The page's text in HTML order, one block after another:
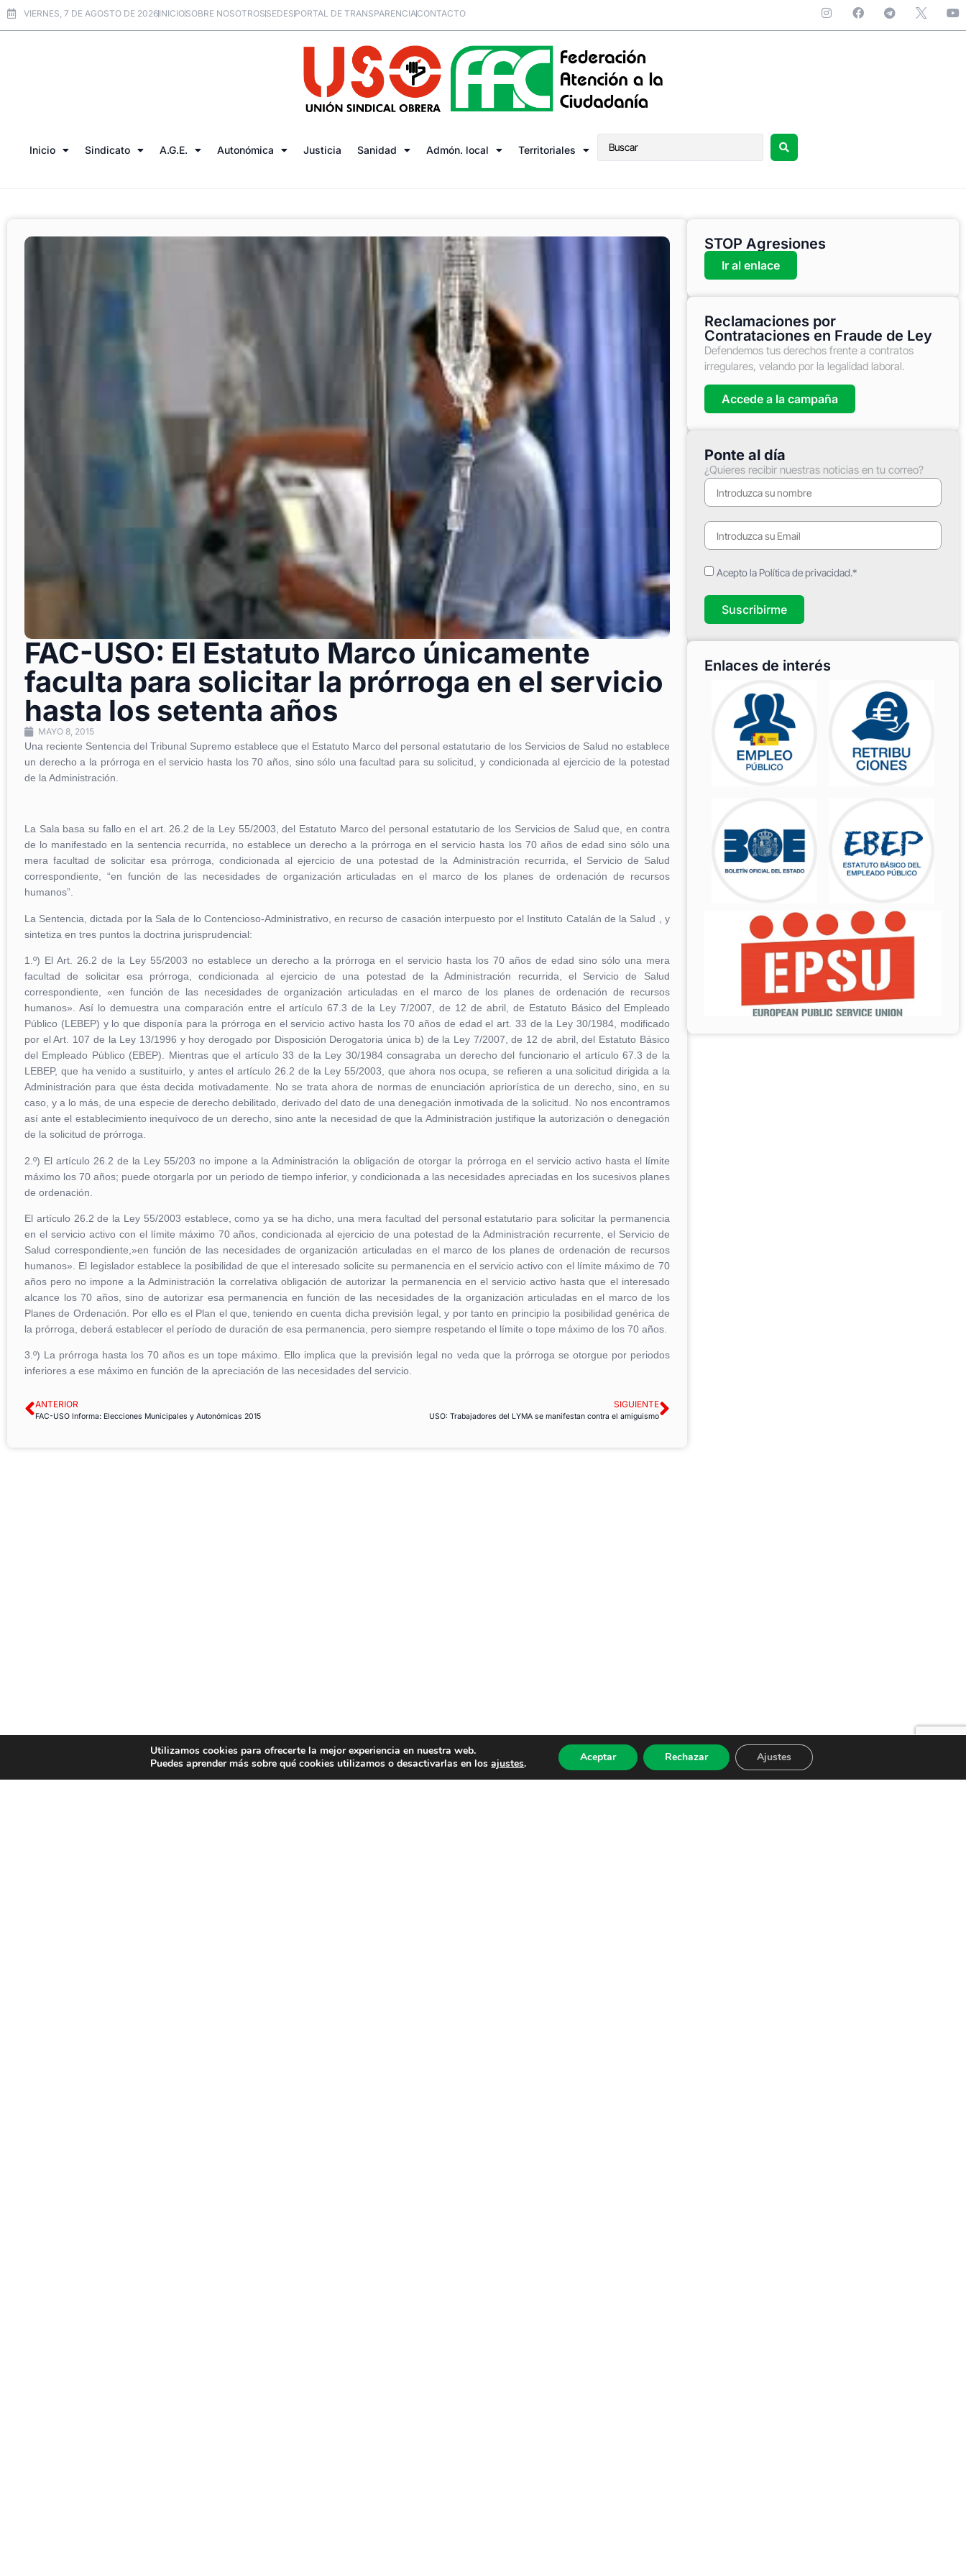
VIERNES, 7 DE AGOSTO DE 2026INICIOSOBRE NOSOTROSSEDESPORTAL DE TRANSPARENCIACONTACTO
Inicio Sindicato A.G.E. Autonómica Justicia Sanidad Admón. local Territoriales
FAC-USO: El Estatuto Marco únicamente
faculta para solicitar la prórroga en el servicio
hasta los setenta años
MAYO 8, 2015
Una reciente Sentencia del Tribunal Supremo establece que el Estatuto Marco del personal estatutario de los Servicios de Salud no establece
un derecho a la prórroga en el servicio hasta los 70 años, sino sólo una facultad para su solicitud, y condicionada al ejercicio de la potestad
de la Administración.
La Sala basa su fallo en el art. 26.2 de la Ley 55/2003, del Estatuto Marco del personal estatutario de los Servicios de Salud que, en contra
de lo manifestado en la sentencia recurrida, no establece un derecho a la prórroga en el servicio hasta los 70 años de edad sino sólo una
mera facultad de solicitar esa prórroga, condicionada al ejercicio de una potestad de la Administración recurrida, el Servicio de Salud
correspondiente, “en función de las necesidades de organización articuladas en el marco de los planes de ordenación de recursos
humanos”.
La Sentencia, dictada por la Sala de lo Contencioso-Administrativo, en recurso de casación interpuesto por el Instituto Catalán de la Salud , y
sintetiza en tres puntos la doctrina jurisprudencial:
1.º) El Art. 26.2 de la Ley 55/2003 no establece un derecho a la prórroga en el servicio hasta los 70 años de edad sino sólo una mera
facultad de solicitar esa prórroga, condicionada al ejercicio de una potestad de la Administración recurrida, el Servicio de Salud
correspondiente, «en función de las necesidades de organización articuladas en el marco de los planes de ordenación de recursos
humanos». Así lo demuestra una comparación entre el artículo 67.3 de la Ley 7/2007, de 12 de abril, de Estatuto Básico del Empleado
Público (LEBEP) y lo que disponía para la prórroga en el servicio activo hasta los 70 años de edad el art. 33 de la Ley 30/1984, modificado
por el Art. 107 de la Ley 13/1996 y hoy derogado por Disposición Derogatoria única b) de la Ley 7/2007, de 12 de abril, del Estatuto Básico
del Empleado Público (EBEP). Mientras que el artículo 33 de la Ley 30/1984 consagraba un derecho del funcionario el artículo 67.3 de la
LEBEP, que ha venido a sustituirlo, y antes el artículo 26.2 de la Ley 55/2003, que ahora nos ocupa, se refieren a una solicitud dirigida a la
Administración para que ésta decida motivadamente. No se trata ahora de normas de enunciación apriorística de un derecho, sino, en su
caso, y a lo más, de una especie de derecho debilitado, derivado del dato de una denegación inmotivada de la solicitud. No nos encontramos
así ante el establecimiento inequívoco de un derecho, sino ante la necesidad de que la Administración justifique la autorización o denegación
de la solicitud de prórroga.
2.º) El artículo 26.2 de la Ley 55/203 no impone a la Administración la obligación de otorgar la prórroga en el servicio activo hasta el límite
máximo los 70 años; puede otorgarla por un periodo de tiempo inferior, y condicionada a las necesidades apreciadas en los sucesivos planes
de ordenación.
El artículo 26.2 de la Ley 55/2003 establece, como ya se ha dicho, una mera facultad del personal estatutario para solicitar la permanencia
en el servicio activo con el límite máximo 70 años, condicionada al ejercicio de una potestad de la Administración recurrente, el Servicio de
Salud correspondiente,»en función de las necesidades de organización articuladas en el marco de los planes de ordenación de recursos
humanos». El legislador establece la posibilidad de que el interesado solicite su permanencia en el servicio activo con el límite máximo de 70
años pero no impone a la Administración la correlativa obligación de autorizar la permanencia en el servicio activo hasta que el interesado
alcance los 70 años, sino de autorizar esa permanencia en función de las necesidades de la organización articuladas en el marco de los
Planes de Ordenación. Por ello es el Plan el que, teniendo en cuenta dicha previsión legal, y por tanto en principio la posibilidad genérica de
la prórroga, deberá establecer el período de duración de esa permanencia, pero siempre respetando el límite o tope máximo de los 70 años.
3.º) La prórroga hasta los 70 años es un tope máximo. Ello implica que la previsión legal no veda que la prórroga se otorgue por periodos
inferiores a ese máximo en función de la apreciación de las necesidades del servicio.
ANTERIOR
FAC-USO Informa: Elecciones Municipales y Autonómicas 2015
SIGUIENTE
USO: Trabajadores del LYMA se manifestan contra el amiguismo
STOP Agresiones
Ir al enlace
Reclamaciones por
Contrataciones en Fraude de Ley
Defendemos tus derechos frente a contratos
irregulares, velando por la legalidad laboral.
Accede a la campaña
Ponte al día
¿Quieres recibir nuestras noticias en tu correo?
Acepto la Política de privacidad.*
Suscribirme
Enlaces de interés
Utilizamos cookies para ofrecerte la mejor experiencia en nuestra web.
Puedes aprender más sobre qué cookies utilizamos o desactivarlas en losajustes. Aceptar Rechazar Ajustes